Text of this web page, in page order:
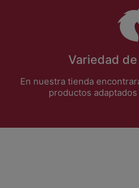
Variedad
En nuestra tienda
productos